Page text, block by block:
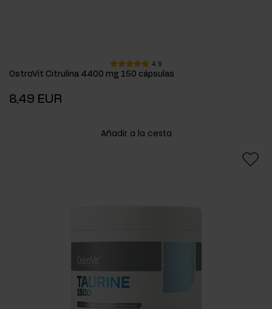
4.9
OstroVit Citrulina 4400 mg 150 cápsulas
8,49 EUR
Añadir a la cesta